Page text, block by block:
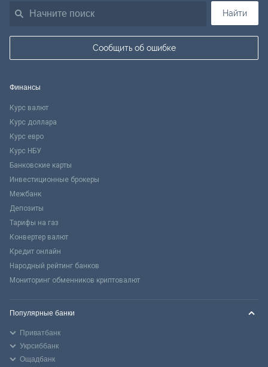
Найти
Сообщить об ошибке
Финансы
Курс валют
Курс доллара
Курс евро
Курс НБУ
Банковские карты
Инвестиционные брокеры
Межбанк
Депозиты
Тарифы на газ
Конвертер валют
Кредит онлайн
Народный рейтинг банков
Мониторинг обменников криптовалют
Популярные банки
Приватбанк
Укрсиббанк
Ощадбанк